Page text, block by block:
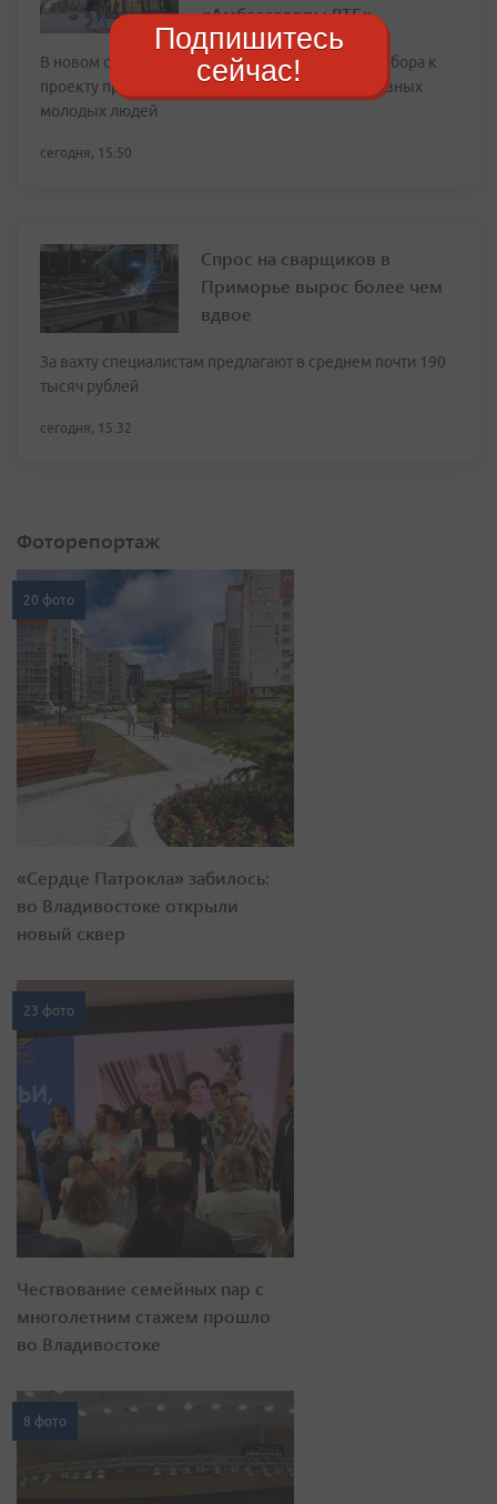
«Амбассадоры ВТБ»
В новом сезоне по итогам многоступенчатого отбора к
проекту присоединятся 45 активных и амбициозных
молодых людей
сегодня, 15:50
Спрос на сварщиков в
Приморье вырос более чем
вдвое
За вахту специалистам предлагают в среднем почти 190
тысяч рублей
сегодня, 15:32
Фоторепортаж
20 фото
«Сердце Патрокла» забилось:
во Владивостоке открыли
новый сквер
23 фото
Чествование семейных пар с
многолетним стажем прошло
во Владивостоке
8 фото
Подпишитесь
сейчас!